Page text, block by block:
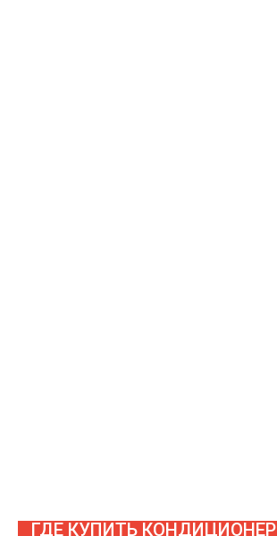
ГДЕ КУПИТЬ КОНДИЦИОНЕР